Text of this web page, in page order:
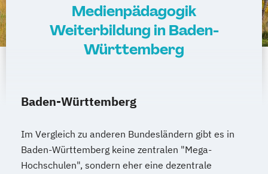
Medienpädagogik
Weiterbildung in Baden-
Württemberg
Baden-Württemberg
Im Vergleich zu anderen Bundesländern gibt es in
Baden-Württemberg keine zentralen "Mega-
Hochschulen", sondern eher eine dezentrale